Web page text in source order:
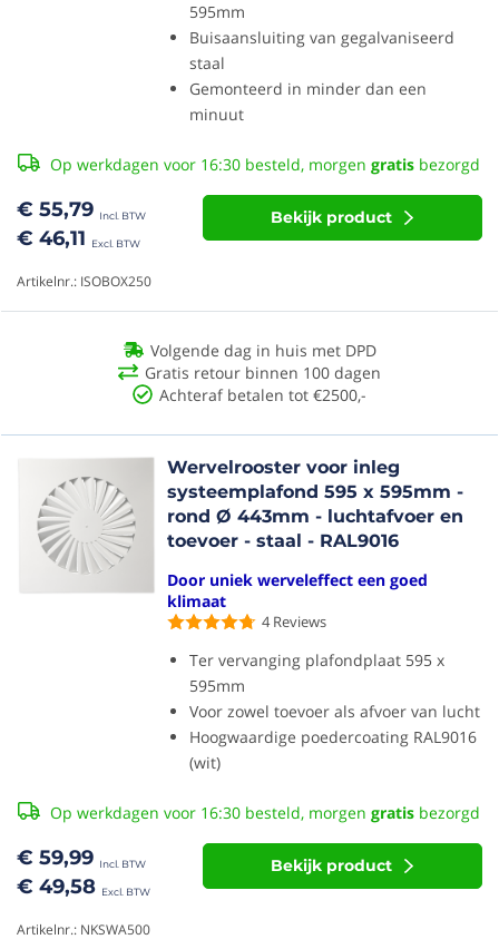
595mm
Buisaansluiting van gegalvaniseerd
staal
Gemonteerd in minder dan een
minuut
€ 55,79
€ 46,11
Op werkdagen voor 16:30 besteld, morgen gratis bezorgd
Bekijk product
Artikelnr.: ISOBOX250
Wervelrooster voor inleg
systeemplafond 595 x 595mm -
rond Ø 443mm - luchtafvoer en
toevoer - staal - RAL9016
Door uniek werveleffect een goed
klimaat
4Reviews
Ter vervanging plafondplaat 595 x
595mm
Voor zowel toevoer als afvoer van lucht
Hoogwaardige poedercoating RAL9016
(wit)
€ 59,99
€ 49,58
Op werkdagen voor 16:30 besteld, morgen gratis bezorgd
Bekijk product
Artikelnr.: NKSWA500
Volgende dag in huis met DPD
Gratis retour binnen 100 dagen
Achteraf betalen tot €2500,-